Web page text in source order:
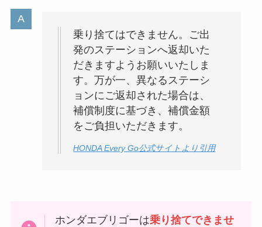
乗り捨てはできません。ご出
発のステーションへ返却いた
だきますようお願いいたしま
す。万が一、異なるステーシ
ョンにご返却された場合は、
補償制度に基づき、補償金額
をご負担いただきます。
HONDA Every Go公式サイトより引用
ホンダエブリゴーは乗り捨てできませ